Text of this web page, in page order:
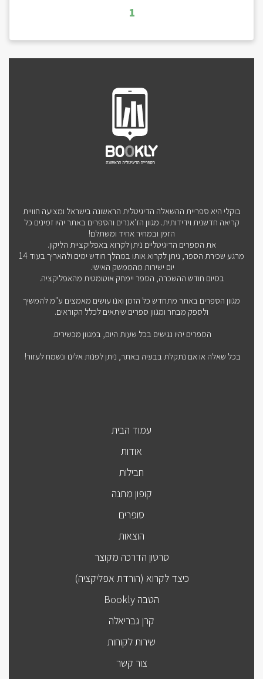
1
בוקלי היא ספריית ההשאלה הדיגיטלית הראשונה בישראל ומציעה חוויית
קריאה חדשנית וידידותית. מגוון הז'אנרים והספרים באתר יהיו זמינים כל
הזמן ובמחיר אחיד ומשתלם!
את הספרים הדיגיטליים ניתן לקרוא באפליקציית הליקון.
מרגע שכירת הספר, ניתן לקרוא אותו במהלך חודש ימים ולהאריך בעוד 14
יום ישירות מהממשק האישי.
בסיום חודש ההשכרה, הספר יימחק אוטומטית מהאפליקציה.
מגוון הספרים באתר מתחדש כל הזמן ואנו עושים מאמצים ע"מ להמשיך
ולספק מבחר ומגוון ספרים שיתאים לכלל הקוראים.
הספרים יהיו נגישים בכל שעות היום, במגוון מכשירים.
בכל שאלה או אם נתקלת בבעיה באתר, ניתן לפנות אלינו ונשמח לעזור!
עמוד הבית
אודות
חבילות
קופון מתנה
סופרים
הוצאות
סרטון הדרכה מקוצר
כיצד לקרוא (הורדת אפליקציה)
הטבה Bookly
קרן גבריאלה
שירות לקוחות
צור קשר